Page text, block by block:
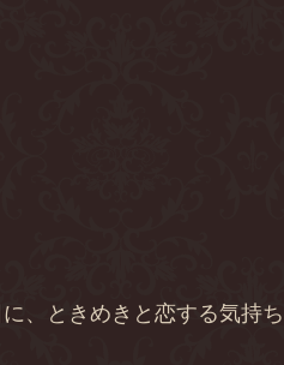
、ときめきと恋する気持